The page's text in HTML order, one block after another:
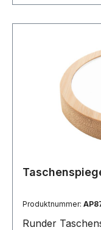
Produktnummer:
Runder